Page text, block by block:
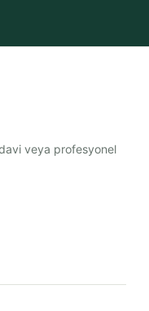
veya profesyonel